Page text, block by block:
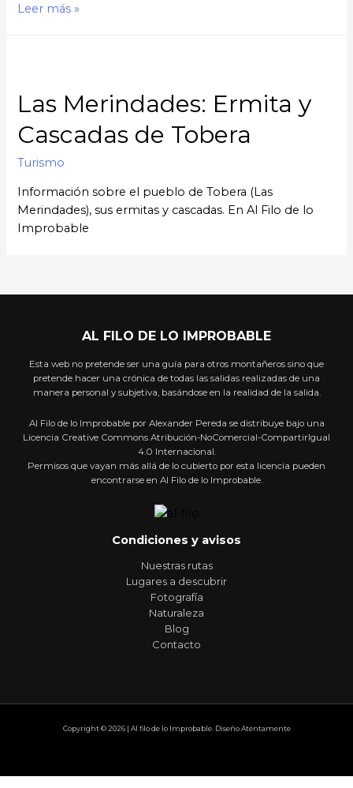
Leer más »
Las Merindades: Ermita y
Cascadas de Tobera
Turismo
Información sobre el pueblo de Tobera (Las
Merindades), sus ermitas y cascadas. En Al Filo de lo
Improbable
AL FILO DE LO IMPROBABLE
Esta web no pretende ser una guía para otros montañeros sino que
pretende hacer una crónica de todas las salidas realizadas de una
manera personal y subjetiva, basándose en la realidad de la salida.
Al Filo de lo Improbable por Alexander Pereda se distribuye bajo una
Licencia Creative Commons Atribución-NoComercial-CompartirIgual
4.0 Internacional.
Permisos que vayan más allá de lo cubierto por esta licencia pueden
encontrarse en Al Filo de lo Improbable.
Condiciones y avisos
Nuestras rutas
Lugares a descubrir
Fotografía
Naturaleza
Blog
Contacto
Copyright © 2026 | Al filo de lo Improbable. Diseño Atentamente